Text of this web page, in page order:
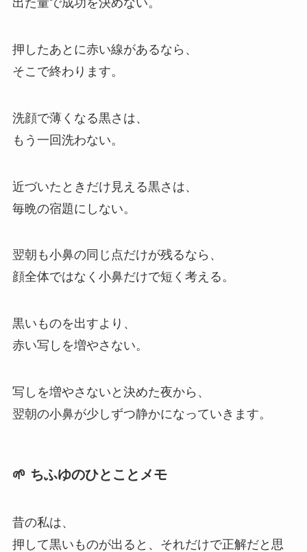
出た量で成功を決めない。
押したあとに赤い線があるなら、
そこで終わります。
洗顔で薄くなる黒さは、
もう一回洗わない。
近づいたときだけ見える黒さは、
毎晩の宿題にしない。
翌朝も小鼻の同じ点だけが残るなら、
顔全体ではなく小鼻だけで短く考える。
黒いものを出すより、
赤い写しを増やさない。
写しを増やさないと決めた夜から、
翌朝の小鼻が少しずつ静かになっていきます。
🌱 ちふゆのひとことメモ
昔の私は、
押して黒いものが出ると、それだけで正解だと思